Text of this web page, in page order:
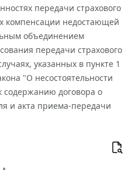
передачи страхового
компенсации недостающей
объединением
передачи страхового
указанных в пункте 1
"О несостоятельности
содержанию договора о
и акта приема-передачи